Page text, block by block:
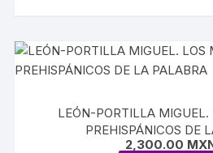
LEÓN-PORTILLA MIGUEL.
PREHISPÁNICOS DE
2,300.00